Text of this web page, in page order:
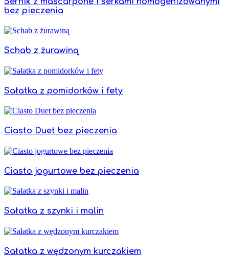
bez pieczenia
Schab z żurawiną
Sałatka z pomidorków i fety
Ciasto Duet bez pieczenia
Ciasto jogurtowe bez pieczenia
Sałatka z szynki i malin
Sałatka z wędzonym kurczakiem